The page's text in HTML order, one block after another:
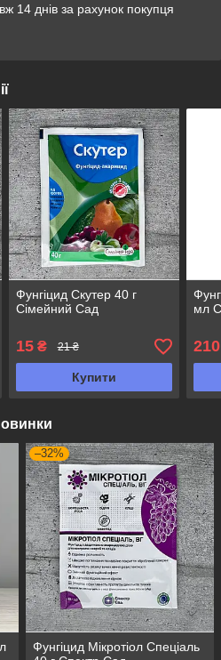
14 днів за рахунок покупця
Фунгіцид Скутер 40 г
Сімейний Сад
15₴ 21 ₴
Купити
мл
210
–32%
Фунгіцид Мікротіол Спеціаль